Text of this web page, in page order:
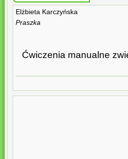
Elżbieta Karczyńska
Praszka
Ćwiczenia manualne